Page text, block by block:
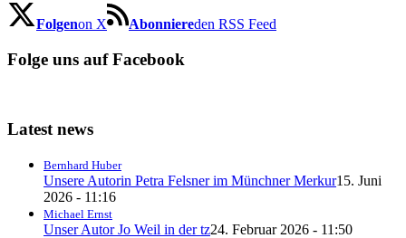
Folgenon X Abonniereden RSS Feed
Folge uns auf Facebook
Latest news
Bernhard Huber
Unsere Autorin Petra Felsner im Münchner Merkur15. Juni
2026 - 11:16
Michael Ernst
Unser Autor Jo Weil in der tz24. Februar 2026 - 11:50